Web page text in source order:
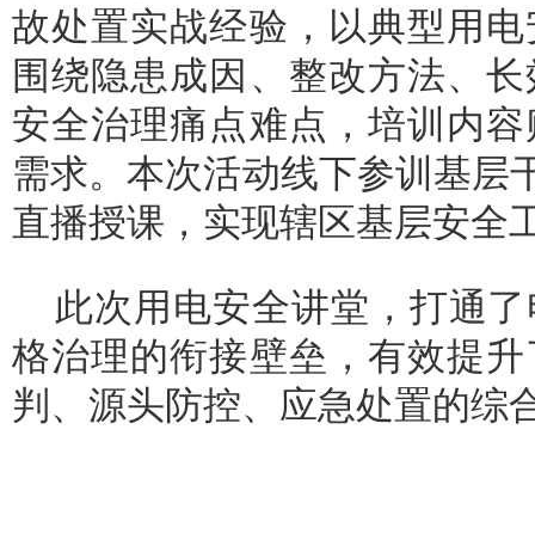
故处置实战经验，以典型用
围绕隐患成因、整改方法、
安全治理痛点难点，培训内
需求。本次活动线下参训基层
直播授课，实现辖区基层安全
此次用电安全讲堂，打通
格治理的衔接壁垒，有效提
判、源头防控、应急处置的综